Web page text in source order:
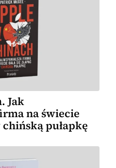
Jak
na świecie
chińską pułapkę